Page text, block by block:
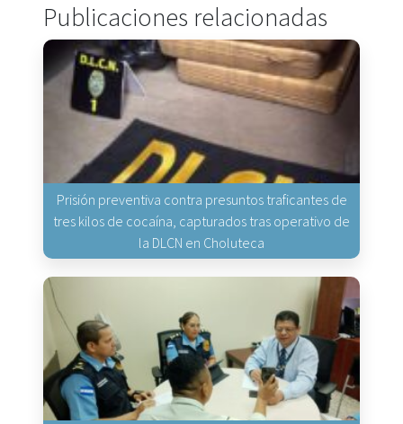
Publicaciones relacionadas
Prisión preventiva contra presuntos traficantes de
tres kilos de cocaína, capturados tras operativo de
la DLCN en Choluteca